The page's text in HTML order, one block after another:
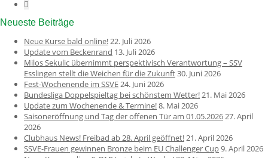
Neueste Beiträge
Neue Kurse bald online!22. Juli 2026
Update vom Beckenrand 13. Juli 2026
Milos Sekulic übernimmt perspektivisch Verantwortung – SSV
Esslingen stellt die Weichen für die Zukunft30. Juni 2026
Fest-Wochenende im SSVE24. Juni 2026
Bundesliga Doppelspieltag bei schönstem Wetter!21. Mai 2026
Update zum Wochenende & Termine!8. Mai 2026
Saisoneröffnung und Tag der offenen Tür am 01.05.202627. April
2026
Clubhaus News! Freibad ab 28. April geöffnet!21. April 2026
SSVE-Frauen gewinnen Bronze beim EU Challenger Cup9. April 2026